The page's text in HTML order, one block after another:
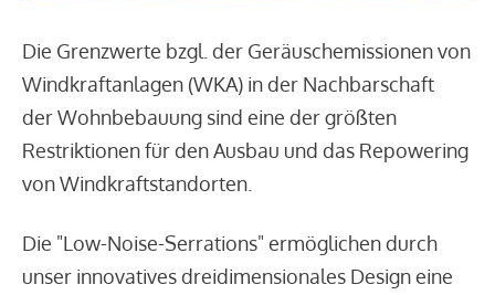
Die Grenzwerte bzgl. der Geräuschemissionen von
Windkraftanlagen (WKA) in der Nachbarschaft
der Wohnbebauung sind eine der größten
Restriktionen für den Ausbau und das Repowering
von Windkraftstandorten.
Die "Low-Noise-Serrations" ermöglichen durch
unser innovatives dreidimensionales Design eine